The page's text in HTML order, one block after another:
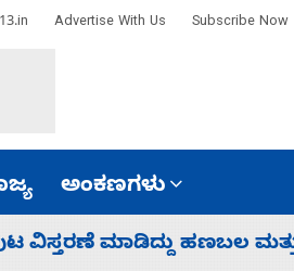
Advertise With Us Subscribe Now
ಅಂಕಣಗಳು
40 ಲಷ್ಕರ್ ಸದಸ್ಯರನ್ನು